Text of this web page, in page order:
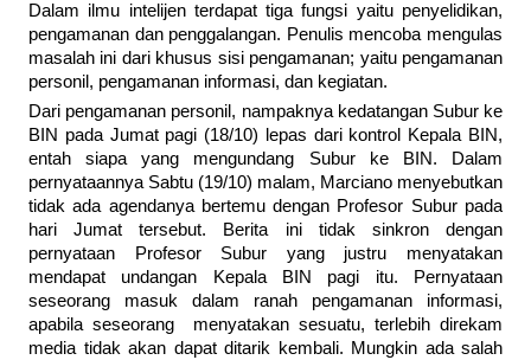
Dalam ilmu intelijen terdapat tiga fungsi yaitu penyelidikan,
pengamanan dan penggalangan. Penulis mencoba mengulas
masalah ini dari khusus sisi pengamanan; yaitu pengamanan
personil, pengamanan informasi, dan kegiatan.
Dari pengamanan personil, nampaknya kedatangan Subur ke
BIN pada Jumat pagi (18/10) lepas dari kontrol Kepala BIN,
entah siapa yang mengundang Subur ke BIN. Dalam
pernyataannya Sabtu (19/10) malam, Marciano menyebutkan
tidak ada agendanya bertemu dengan Profesor Subur pada
hari Jumat tersebut. Berita ini tidak sinkron dengan
pernyataan Profesor Subur yang justru menyatakan
mendapat undangan Kepala BIN pagi itu. Pernyataan
seseorang masuk dalam ranah pengamanan informasi,
apabila seseorang menyatakan sesuatu, terlebih direkam
media tidak akan dapat ditarik kembali. Mungkin ada salah